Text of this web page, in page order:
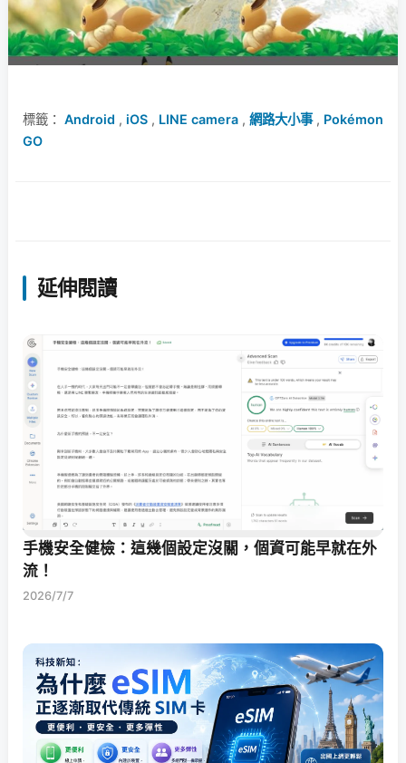
標籤： Android , iOS , LINE camera , 網路大小事, Pokémon
GO
延伸閱讀
手機安全健檢：這幾個設定沒關，個資可能早就在外
流！
2026/7/7